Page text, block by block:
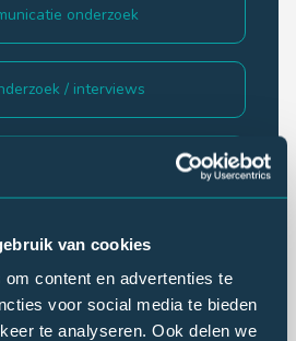
van cookies
content en advertenties te
voor social media te bieden
te analyseren. Ook delen we
onderzoek
/ interviews